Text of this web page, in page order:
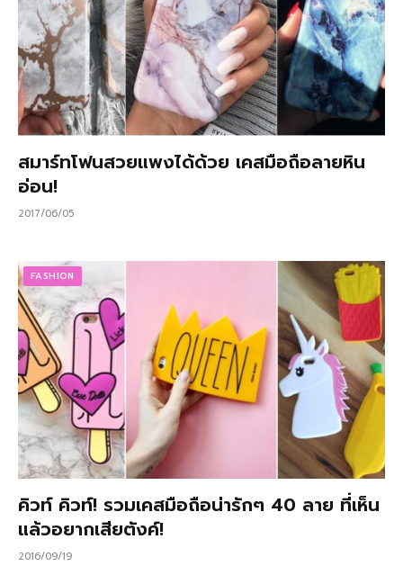
สมาร์ทโฟนสวยแพงได้ด้วย เคสมือถือลายหิน
อ่อน!
2017/06/05
FASHION
คิวท์ คิวท์! รวมเคสมือถือน่ารักๆ 40 ลาย ที่เห็น
แล้วอยากเสียตังค์!
2016/09/19